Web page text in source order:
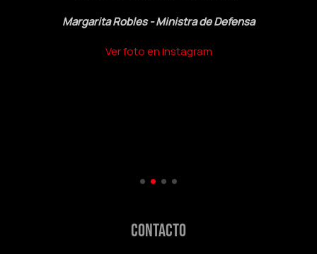
Margarita Robles - Ministra de Defensa
Ver foto en Instagram
Susanna Griso - Presentadora TV, tras
teléfono en directo
Alicia Koplowitz
CONTACTO